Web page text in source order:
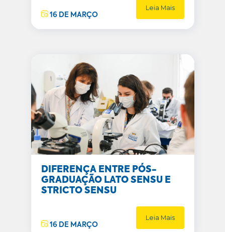
16 DE MARÇO
Leia Mais
DIFERENÇA ENTRE PÓS-
GRADUAÇÃO LATO SENSU E
STRICTO SENSU
16 DE MARÇO
Leia Mais